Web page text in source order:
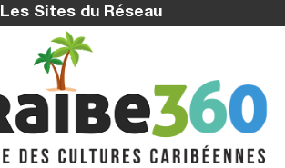
Les Sites du Réseau